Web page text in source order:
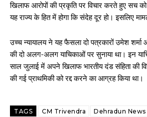
खिलाफ आरोपों की प्रकृति पर विचार करते हुए सच को
यह राज्य के हित में होगा कि संदेह दूर हो। इसलिए
उच्च न्यायालय ने यह फैसला दो पत्रकारों उमेश
की दो अलग-अलग याचिकाओं पर सुनाया था। इन
साल जुलाई में अपने खिलाफ भारतीय दंड संहिता की
की गई प्राथमिकी को रद्द करने का आग्रह किया था।
TAGS CM Trivendra Dehradun News